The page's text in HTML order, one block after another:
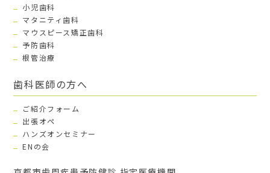
小児歯科
マタニティ歯科
マウスピース矯正歯科
予防歯科
根管治療
歯科医師の方へ
ご紹介フォーム
出張オペ
ハンズオンセミナー
ENの会